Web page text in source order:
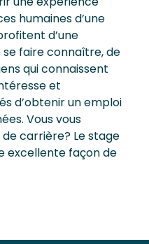
humaines d’une
d’une
faire connaître, de
qui connaissent
et
d’obtenir un emploi
Vous vous
carrière? Le stage
excellente façon de